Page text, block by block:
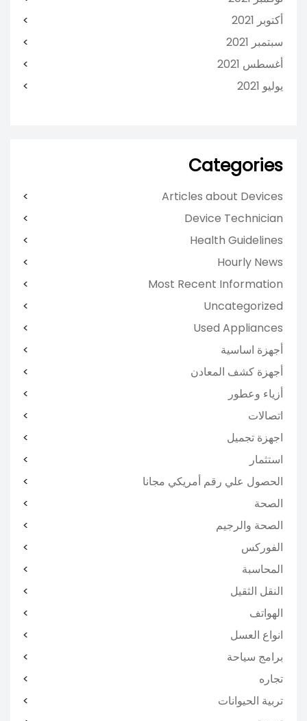
أكتوبر 2021
سبتمبر 2021
أغسطس 2021
يوليو 2021
Categories
Articles about Devices
Device Technician
Health Guidelines
Hourly News
Most Recent Information
Uncategorized
Used Appliances
أجهزة اساسية
أجهزة كشف المعادن
أزياء وعطور
اتصالات
اجهزة تجميل
استثمار
الحصول علي رقم أمريكي مجانا
الصحة
الصحة والرجيم
الفوركس
المحاسبة
النقل الثقيل
الهواتف
انواع العسل
برامج سياحة
تجاره
تربية الحيوانات